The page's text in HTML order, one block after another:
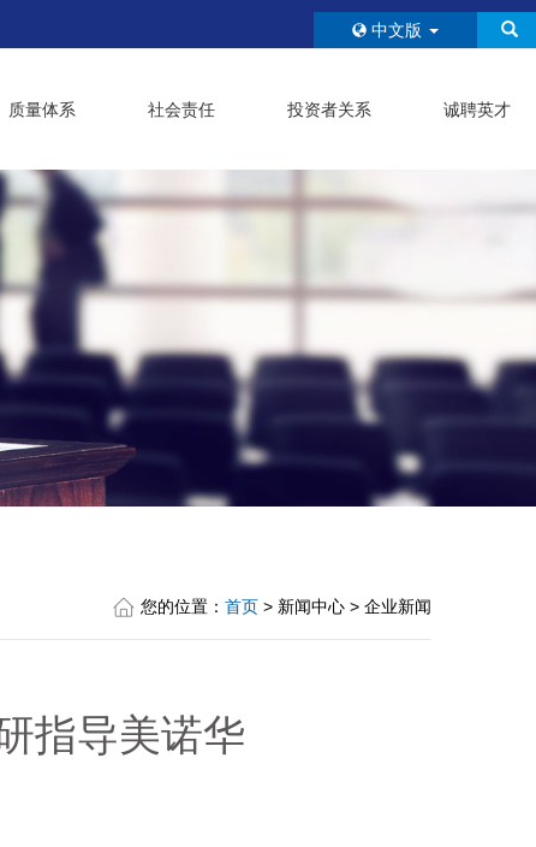
中文版
质量体系 社会责任 投资者关系 诚聘英才
您的位置： 首页 > 新闻中心 > 企业新闻
指导美诺华